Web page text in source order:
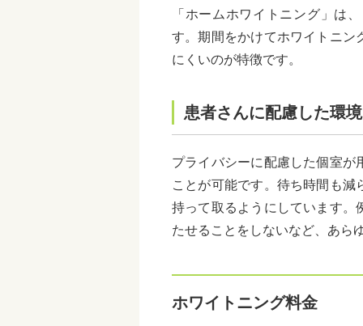
「ホームホワイトニング」は
す。期間をかけてホワイトニン
にくいのが特徴です。
患者さんに配慮した環境
プライバシーに配慮した個室
ことが可能です。待ち時間も
持って取るようにしています。
たせることをしないなど、あら
ホワイトニング料金